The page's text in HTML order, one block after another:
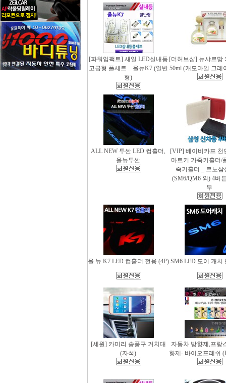
[파워임팩트] 새일 LED실내등
고급형 풀세트 _ 올뉴K7 (일반
형)
[더허브샵] 뉴샤르망
50ml (캐모마일 그레
ALL NEW 투싼 LED 컵홀더,
올뉴투싼
[VIP] 베이비카프 천
마트키 가죽키홀더/
죽키홀더 _ 르노삼
(SM6/QM6 외) 4버
무
올 뉴 K7 LED 컵홀더 전용 (4P) SM6 LED 도어 캐치
[세원] 카미리 송풍구 거치대
(자석)
자동차 방향제,프랑
향제- 바이오프레쉬